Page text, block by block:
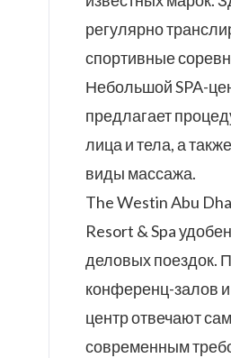
регулярно
спортивные
Небольшой SPA-
предлагает
лица и тела, а
виды массажа.
The Westin Abu
Resort & Spa
деловых поездок.
конференц-залов
центр отвечают
современным